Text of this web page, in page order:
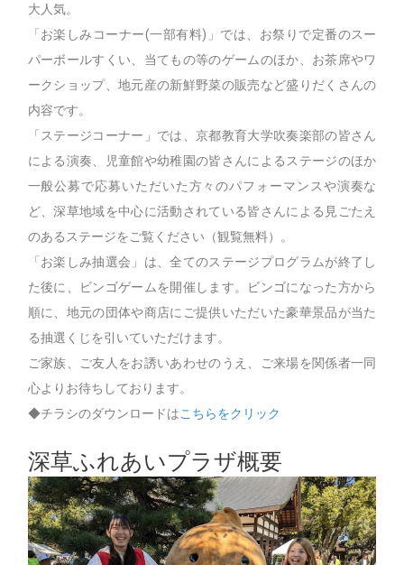
大人気。
「お楽しみコーナー(一部有料)」では、お祭りで定番のスー
パーボールすくい、当てもの等のゲームのほか、お茶席やワ
ークショップ、地元産の新鮮野菜の販売など盛りだくさんの
内容です。
「ステージコーナー」では、京都教育大学吹奏楽部の皆さん
による演奏、児童館や幼稚園の皆さんによるステージのほか
一般公募で応募いただいた方々のパフォーマンスや演奏な
ど、深草地域を中心に活動されている皆さんによる見ごたえ
のあるステージをご覧ください（観覧無料）。
「お楽しみ抽選会」は、全てのステージプログラムが終了し
た後に、ビンゴゲームを開催します。ビンゴになった方から
順に、地元の団体や商店にご提供いただいた豪華景品が当た
る抽選くじを引いていただけます。
ご家族、ご友人をお誘いあわせのうえ、ご来場を関係者一同
心よりお待ちしております。
◆チラシのダウンロードはこちらをクリック
深草ふれあいプラザ概要